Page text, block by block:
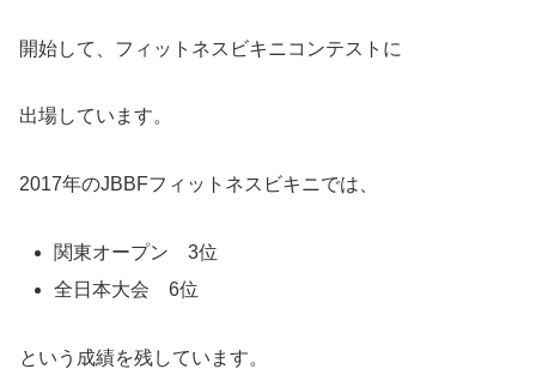
開始して、フィットネスビキニコンテストに
出場しています。
2017年のJBBFフィットネスビキニでは、
関東オープン 3位
全日本大会 6位
という成績を残しています。